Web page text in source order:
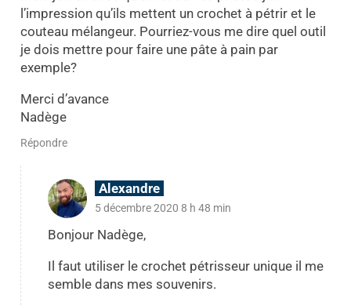
l’impression qu’ils mettent un crochet à pétrir et le
couteau mélangeur. Pourriez-vous me dire quel outil
je dois mettre pour faire une pâte à pain par
exemple?
Merci d’avance
Nadège
Répondre
Alexandre
5 décembre 2020 8 h 48 min
Bonjour Nadège,
Il faut utiliser le crochet pétrisseur unique il me
semble dans mes souvenirs.